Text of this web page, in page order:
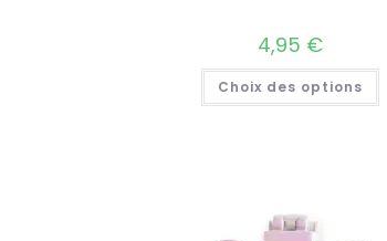
4,95 €
Choix des options